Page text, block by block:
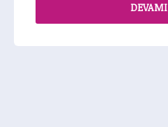
DEVAMI